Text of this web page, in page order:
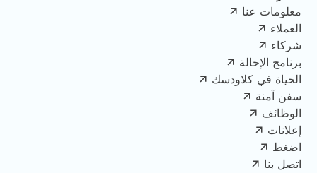
معلومات عنا
العملاء
شركاء
برنامج الإحالة
الحياة في كلاودسك
سفن آمنة
الوظائف
إعلانات
اضغط
اتصل بنا